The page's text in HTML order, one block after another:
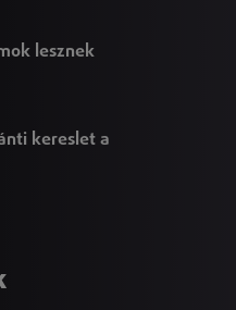
lesznek
kereslet a